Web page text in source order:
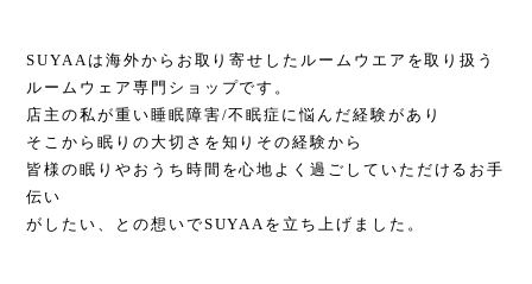
SUYAAは海外からお取り寄せしたルームウエアを取り扱う
ルームウェア専門ショップです。
店主の私が重い睡眠障害/不眠症に悩んだ経験があり
そこから眠りの大切さを知りその経験から
皆様の眠りやおうち時間を心地よく過ごしていただけるお手
伝い
がしたい、との想いでSUYAAを立ち上げました。